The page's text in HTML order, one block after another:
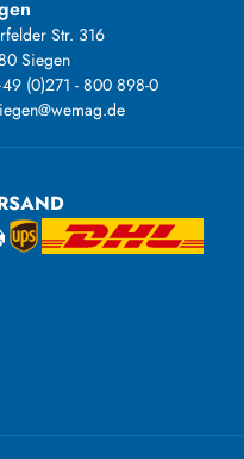
Str. 316
Siegen
(0)271 - 800 898-0